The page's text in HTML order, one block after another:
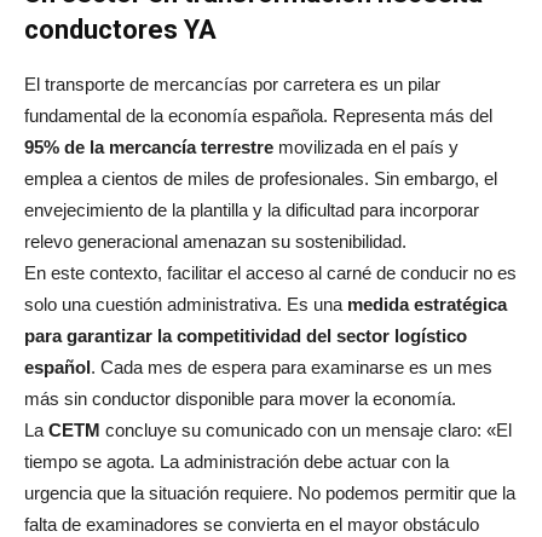
conductores YA
El transporte de mercancías por carretera es un pilar
fundamental de la economía española. Representa más del
95% de la mercancía terrestre movilizada en el país y
emplea a cientos de miles de profesionales. Sin embargo, el
envejecimiento de la plantilla y la dificultad para incorporar
relevo generacional amenazan su sostenibilidad.
En este contexto, facilitar el acceso al carné de conducir no es
solo una cuestión administrativa. Es una medida estratégica
para garantizar la competitividad del sector logístico
español. Cada mes de espera para examinarse es un mes
más sin conductor disponible para mover la economía.
La CETM concluye su comunicado con un mensaje claro: «El
tiempo se agota. La administración debe actuar con la
urgencia que la situación requiere. No podemos permitir que la
falta de examinadores se convierta en el mayor obstáculo